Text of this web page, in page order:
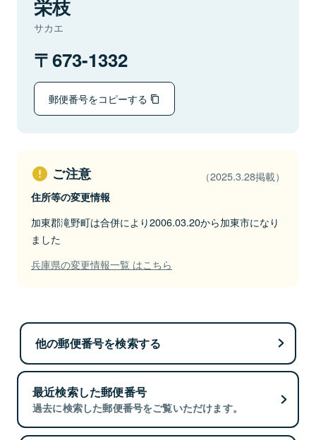
栄枝
サカエ
673-1332
郵便番号をコピーする
ご注意 （2025.3.28掲載）
住所等の変更情報
加東郡滝野町は合併により2006.03.20から加東市になり
ました
兵庫県の変更情報一覧 はこちら
他の郵便番号を検索する
最近検索した郵便番号
過去に検索した郵便番号をご覧いただけます。